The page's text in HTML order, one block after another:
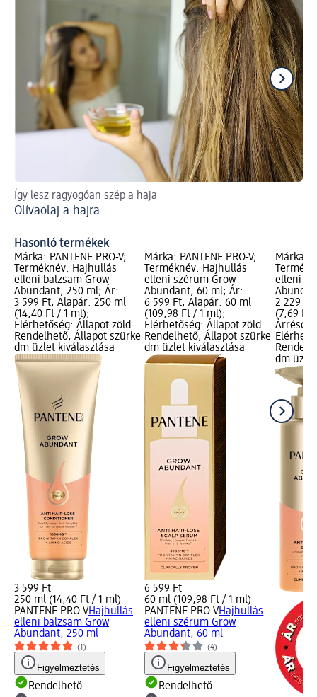
Így lesz ragyogóan szép a haja
Olívaolaj a hajra
Hasonló termékek
Márka: PANTENE PRO-V;
Terméknév: Hajhullás
elleni balzsam Grow
Abundant, 250 ml; Ár:
3 599 Ft; Alapár: 250 ml
(14,40 Ft / 1 ml);
Elérhetőség: Állapot zöld
Rendelhető, Állapot szürke
dm üzlet kiválasztása
3 599 Ft
250 ml (14,40 Ft / 1 ml)
PANTENE PRO-VHajhullás
elleni balzsam Grow
Abundant, 250 ml
(1)
Figyelmeztetés
Rendelhető
Márka: PANTENE PRO-V;
Terméknév: Hajhullás
elleni szérum Grow
Abundant, 60 ml; Ár:
6 599 Ft; Alapár: 60 ml
(109,98 Ft / 1 ml);
Elérhetőség: Állapot zöld
Rendelhető, Állapot szürke
dm üzlet kiválasztása
6 599 Ft
60 ml (109,98 Ft / 1 ml)
PANTENE PRO-VHajhullás
elleni szérum Grow
Abundant, 60 ml
(4)
Figyelmeztetés
Rendelhető
Márka:
elleni
2 229
(7,69 Ft
dm